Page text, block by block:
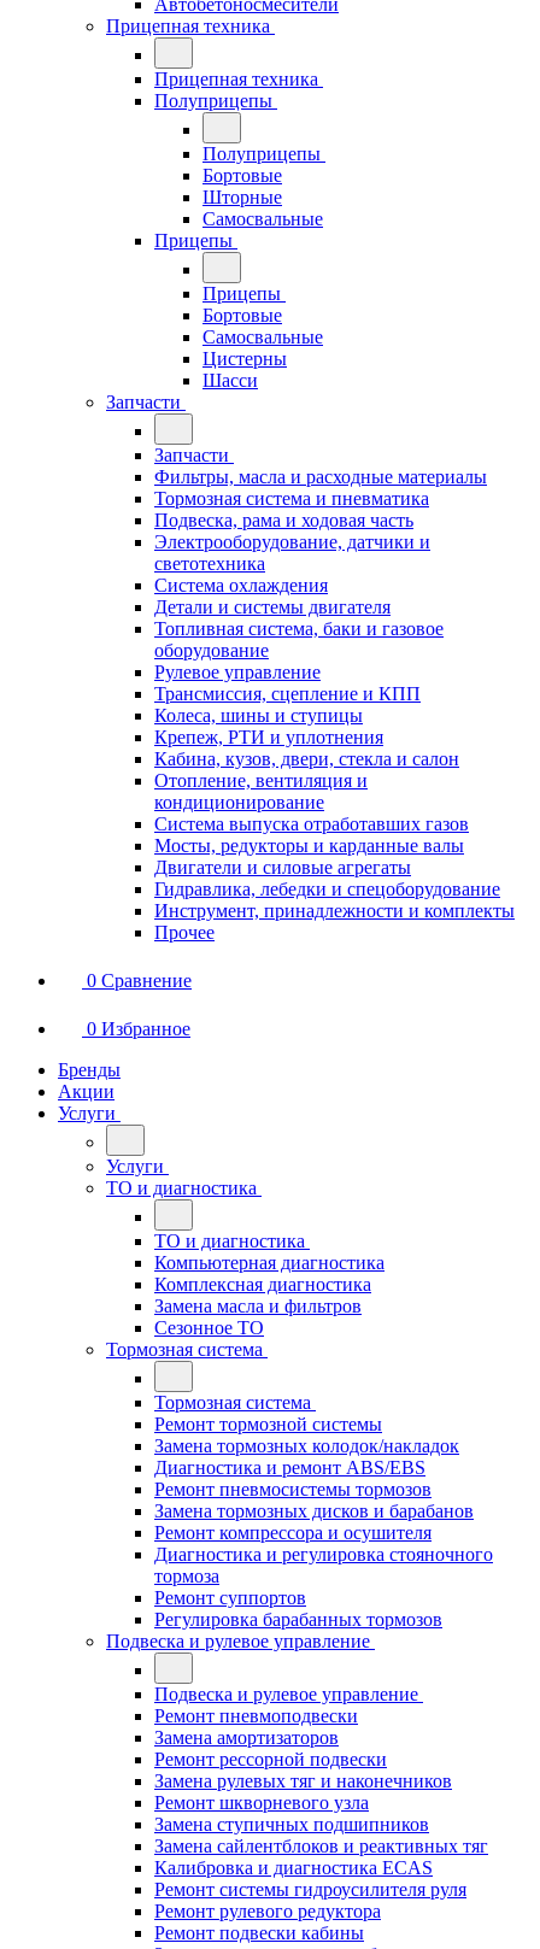
Автобетоносмесители
Прицепная техника
Прицепная техника
Полуприцепы
Полуприцепы
Бортовые
Шторные
Самосвальные
Прицепы
Прицепы
Бортовые
Самосвальные
Цистерны
Шасси
Запчасти
Запчасти
Фильтры, масла и расходные материалы
Тормозная система и пневматика
Подвеска, рама и ходовая часть
Электрооборудование, датчики и
светотехника
Система охлаждения
Детали и системы двигателя
Топливная система, баки и газовое
оборудование
Рулевое управление
Трансмиссия, сцепление и КПП
Колеса, шины и ступицы
Крепеж, РТИ и уплотнения
Кабина, кузов, двери, стекла и салон
Отопление, вентиляция и
кондиционирование
Система выпуска отработавших газов
Мосты, редукторы и карданные валы
Двигатели и силовые агрегаты
Гидравлика, лебедки и спецоборудование
Инструмент, принадлежности и комплекты
Прочее
0 Сравнение
0 Избранное
Бренды
Акции
Услуги
Услуги
ТО и диагностика
ТО и диагностика
Компьютерная диагностика
Комплексная диагностика
Замена масла и фильтров
Сезонное ТО
Тормозная система
Тормозная система
Ремонт тормозной системы
Замена тормозных колодок/накладок
Диагностика и ремонт ABS/EBS
Ремонт пневмосистемы тормозов
Замена тормозных дисков и барабанов
Ремонт компрессора и осушителя
Диагностика и регулировка стояночного
тормоза
Ремонт суппортов
Регулировка барабанных тормозов
Подвеска и рулевое управление
Подвеска и рулевое управление
Ремонт пневмоподвески
Замена амортизаторов
Ремонт рессорной подвески
Замена рулевых тяг и наконечников
Ремонт шкворневого узла
Замена ступичных подшипников
Замена сайлентблоков и реактивных тяг
Калибровка и диагностика ECAS
Ремонт системы гидроусилителя руля
Ремонт рулевого редуктора
Ремонт подвески кабины